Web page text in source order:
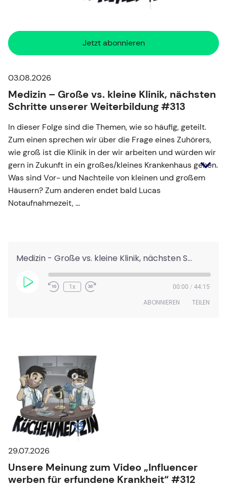
Jetzt abonnieren
03.08.2026
Medizin – Große vs. kleine Klinik, nächsten
Schritte unserer Weiterbildung #313
In dieser Folge sind die Themen, wie so häufig, geteilt.
Zum einen sprechen wir über die Frage eines Zuhörers,
wie groß ist die Klinik in der wir arbeiten und würden wir
gern in Zukunft in ein großes/kleines Krankenhaus gehen.
Was sind Vor- und Nachteile von kleinen und großem
Häusern? Zum anderen endet bald Lucas
Notaufnahmezeit, …
Medizin - Große vs. kleine Klinik, nächsten Schritte unserer Weiterbildung #313
Play
Episode
1x 00:00 / 44:15
ABONNIEREN TEILEN
LINK
EMBED
29.07.2026
Unsere Meinung zum Video „Influencer
werben für erfundene Krankheit“ #312